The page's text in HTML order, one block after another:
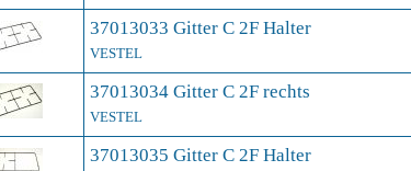
37013033 Gitter C 2F Halter
VESTEL
37013034 Gitter C 2F rechts
VESTEL
37013035 Gitter C 2F Halter